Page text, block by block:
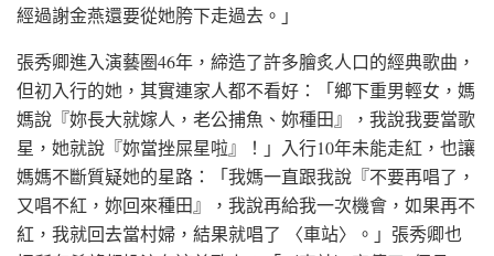
經過謝金燕還要從她胯下走過去。」
張秀卿進入演藝圈46年，締造了許多膾炙人口的經典歌曲，
但初入行的她，其實連家人都不看好：「鄉下重男輕女，媽
媽說『妳長大就嫁人，老公捕魚、妳種田』，我說我要當歌
星，她就說『妳當挫屎星啦』！」入行10年未能走紅，也讓
媽媽不斷質疑她的星路：「我媽一直跟我說『不要再唱了，
又唱不紅，妳回來種田』，我說再給我一次機會，如果再不
紅，我就回去當村婦，結果就唱了 〈車站〉。」張秀卿也